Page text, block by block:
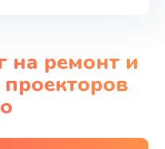
на ремонт и